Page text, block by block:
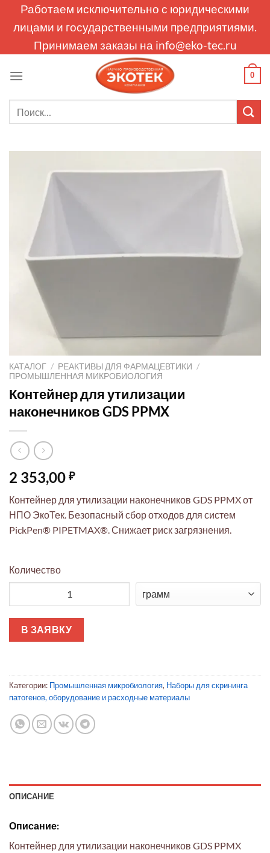
Работаем исключительно с юридическими
лицами и государственными предприятиями.
Принимаем заказы на info@eko-tec.ru
0
КАТАЛОГ / РЕАКТИВЫ ДЛЯ ФАРМАЦЕВТИКИ /
ПРОМЫШЛЕННАЯ МИКРОБИОЛОГИЯ
Контейнер для утилизации
наконечников GDS PPMX
2 353,00 ₽
Контейнер для утилизации наконечников GDS PPMX от
НПО ЭкоТек. Безопасный сбор отходов для систем
PickPen® PIPETMAX®. Снижает риск загрязнения.
Количество
В ЗАЯВКУ
Категории: Промышленная микробиология, Наборы для скрининга
патогенов, оборудование и расходные материалы
ОПИСАНИЕ
Описание:
Контейнер для утилизации наконечников GDS PPMX